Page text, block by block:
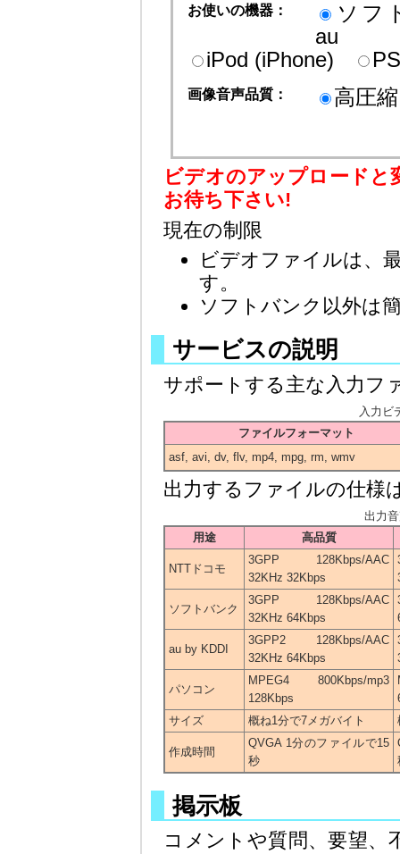
お使いの機器：
ソフ
au
iPod (iPhone)
画像音声品質： 高圧縮
ビデオのアップロードと
お待ち下さい!
現在の制限
ビデオファイルは、
す。
ソフトバンク以外は
サービスの説明
サポートする主な入力フ
入力ビ
ファイルフォーマット
asf, avi, dv, flv, mp4, mpg, rm, wmv
出力するファイルの仕様
出力
用途
高品質
NTTドコモ
3GPP 128Kbps/AAC
32KHz 32Kbps
ソフトバンク
3GPP 128Kbps/AAC
32KHz 64Kbps
au by KDDI
3GPP2 128Kbps/AAC
32KHz 64Kbps
パソコン
MPEG4 800Kbps/mp3
128Kbps
サイズ
概ね1分で7メガバイト
作成時間
QVGA 1分のファイルで15
秒
掲示板
コメントや質問、要望、